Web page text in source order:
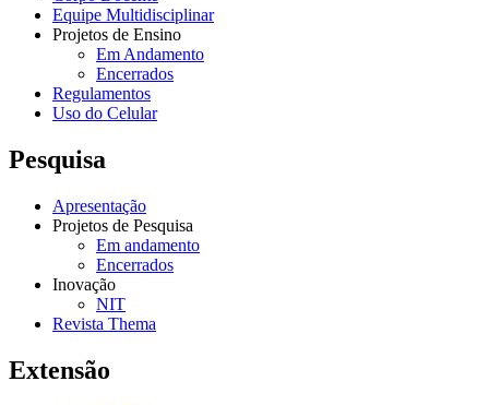
Equipe Multidisciplinar
Projetos de Ensino
Em Andamento
Encerrados
Regulamentos
Uso do Celular
Pesquisa
Apresentação
Projetos de Pesquisa
Em andamento
Encerrados
Inovação
NIT
Revista Thema
Extensão